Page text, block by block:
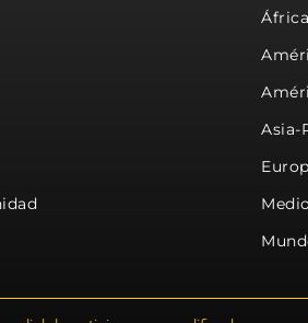
África
Asia-